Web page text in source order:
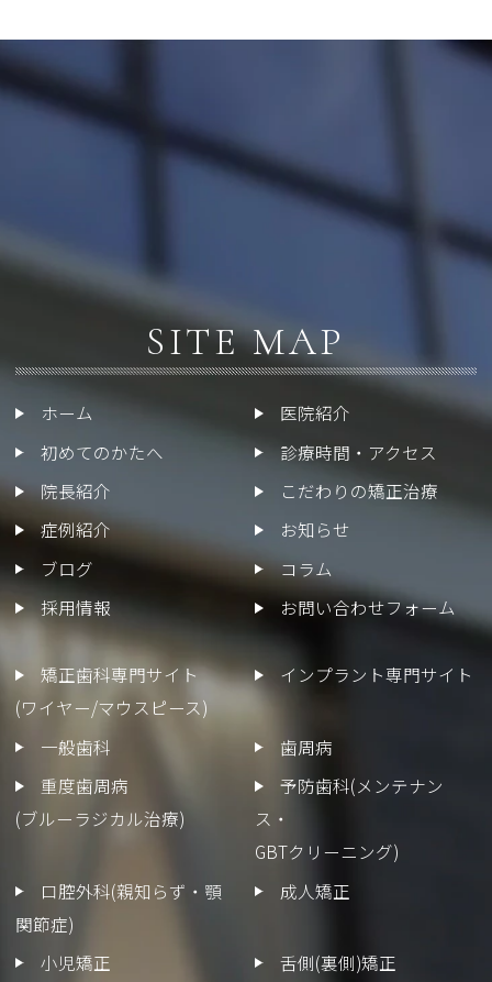
SITE MAP
ホーム
医院紹介
初めてのかたへ
診療時間・アクセス
院長紹介
こだわりの矯正治療
症例紹介
お知らせ
ブログ
コラム
採用情報
お問い合わせフォーム
矯正歯科専門サイト
(ワイヤー/マウスピース)
インプラント専門サイト
一般歯科
歯周病
重度歯周病
(ブルーラジカル治療)
予防歯科(メンテナン
ス・
GBTクリーニング)
口腔外科(親知らず・顎
関節症)
成人矯正
小児矯正
舌側(裏側)矯正